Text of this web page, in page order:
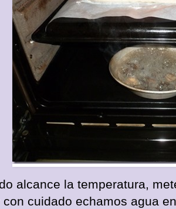
alcance la temperatura,
con cuidado echamos agua